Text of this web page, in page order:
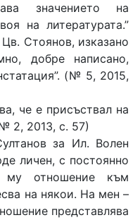
значението на
на литературата.”
Стоянов, изказано
добре написано,
(№ 5, 2015,
че е присъствал на
2, 2013, с. 57)
за Ил. Волен
личен, с постоянно
му отношение към
на някои. На мен –
представлява